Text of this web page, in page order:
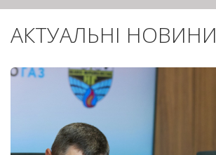
АКТУАЛЬНІ НОВИНИ